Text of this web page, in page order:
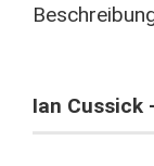
Ian Cussick